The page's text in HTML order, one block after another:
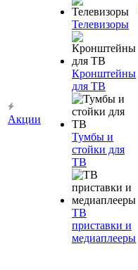
Акции
Телевизоры
Кронштейны
для ТВ
Тумбы и
стойки для
ТВ
ТВ
приставки и
медиаплееры